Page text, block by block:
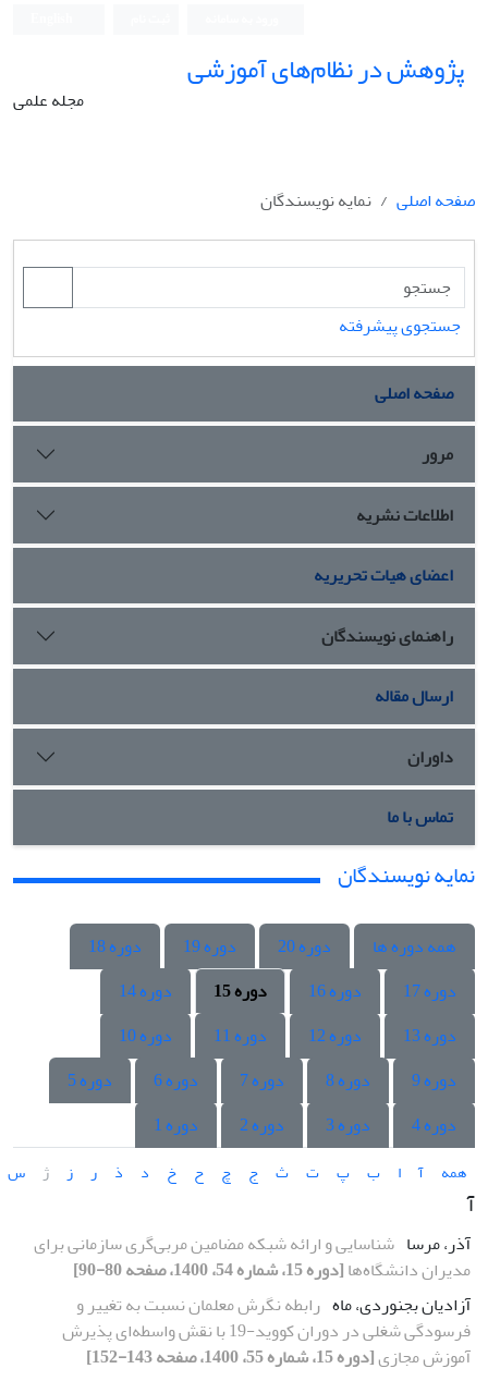
پژوهش در نظام‌های آموزشی
مجله علمی
صفحه اصلی نمایه نویسندگان
جستجوی پیشرفته
صفحه اصلی
مرور
اطلاعات نشریه
اعضای هیات تحریریه
راهنمای نویسندگان
ارسال مقاله
داوران
تماس با ما
نمایه نویسندگان
همه دوره ها دوره 20 دوره 19
دوره 18
دوره 17
دوره 16 دوره 15
دوره 14
دوره 13
دوره 12 دوره 11
دوره 10
دوره 9
دوره 8 دوره 7 دوره 6
دوره 5
دوره 4
دوره 3 دوره 2 دوره 1
همه آ ا ب پ ت ث ج چ ح خ د ذ ر ز ژ س
آ
آذر، مرسا شناسایی و ارائه شبکه مضامین مربی‌گری سازمانی برای
مدیران دانشگاه‌ها[دوره 15، شماره 54، 1400، صفحه 80-90]
آزادیان بجنوردی، ماه رابطه نگرش معلمان نسبت به تغییر و
فرسودگی شغلی در دوران کووید-19 با نقش واسطه‌ای پذیرش
آموزش مجازی[دوره 15، شماره 55، 1400، صفحه 143-152]